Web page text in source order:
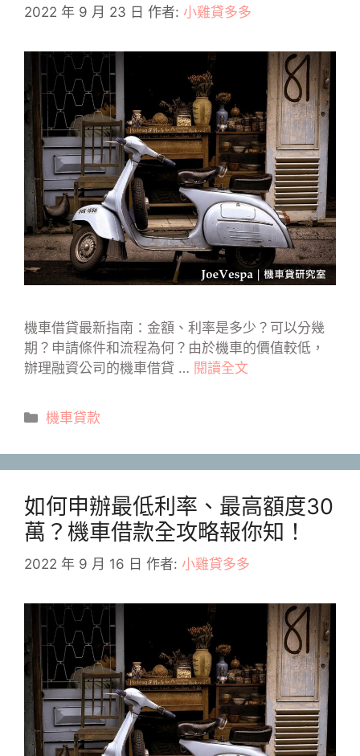
2022 年 9 月 23 日 作者: 小雞貸多多
機車借貸最新指南：金額、利率是多少？可以分幾
期？申請條件和流程為何？由於機車的價值較低，
辦理融資公司的機車借貸 … 閱讀全文
分
機車貸款
如何申辦最低利率、最高額度30
萬？機車借款全攻略報你知！
2022 年 9 月 16 日 作者: 小雞貸多多